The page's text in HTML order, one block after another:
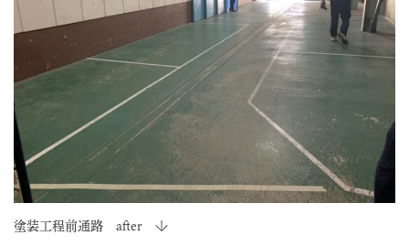
塗装工程前通路 after ↓